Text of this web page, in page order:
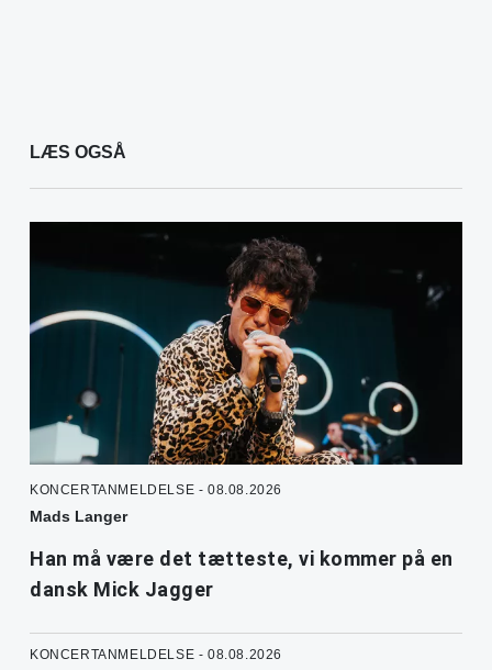
LÆS OGSÅ
KONCERTANMELDELSE - 08.08.2026
Mads Langer
Han må være det tætteste, vi kommer på en
dansk Mick Jagger
KONCERTANMELDELSE - 08.08.2026